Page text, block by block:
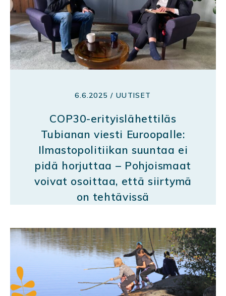
6.6.2025 / UUTISET
COP30-erityislähettiläs
Tubianan viesti Euroopalle:
Ilmastopolitiikan suuntaa ei
pidä horjuttaa – Pohjoismaat
voivat osoittaa, että siirtymä
on tehtävissä